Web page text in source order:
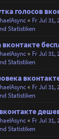
голосов
« Fr Jul 31,
Statistiken
вконтакте
« Fr Jul 31,
Statistiken
« Fr Jul 31,
Statistiken
« Fr Jul 31,
Statistiken